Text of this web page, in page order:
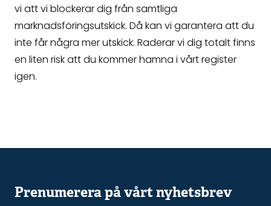
vi att vi blockerar dig från samtliga
marknadsföringsutskick. Då kan vi garantera att du
inte får några mer utskick. Raderar vi dig totalt finns
en liten risk att du kommer hamna i vårt register
igen.
Prenumerera på vårt nyhetsbrev